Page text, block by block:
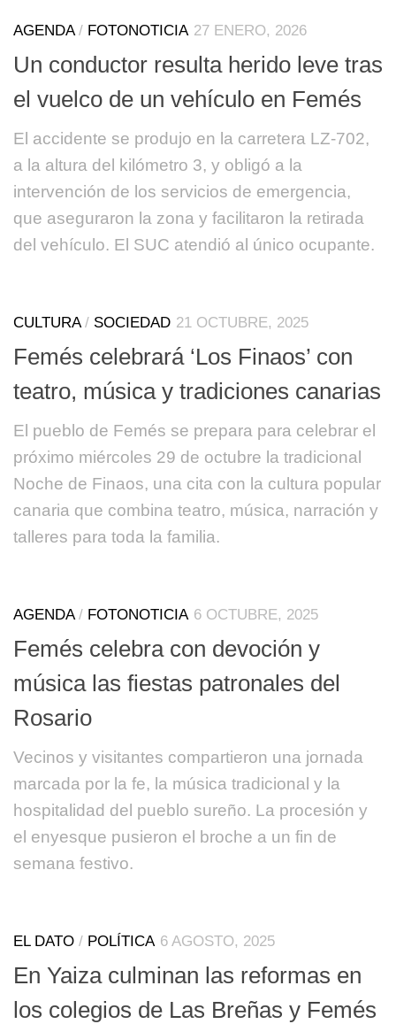
AGENDA/ FOTONOTICIA 27 ENERO, 2026
Un conductor resulta herido leve tras
el vuelco de un vehículo en Femés
El accidente se produjo en la carretera LZ-702,
a la altura del kilómetro 3, y obligó a la
intervención de los servicios de emergencia,
que aseguraron la zona y facilitaron la retirada
del vehículo. El SUC atendió al único ocupante.
CULTURA/ SOCIEDAD 21 OCTUBRE, 2025
Femés celebrará ‘Los Finaos’ con
teatro, música y tradiciones canarias
El pueblo de Femés se prepara para celebrar el
próximo miércoles 29 de octubre la tradicional
Noche de Finaos, una cita con la cultura popular
canaria que combina teatro, música, narración y
talleres para toda la familia.
AGENDA/ FOTONOTICIA 6 OCTUBRE, 2025
Femés celebra con devoción y
música las fiestas patronales del
Rosario
Vecinos y visitantes compartieron una jornada
marcada por la fe, la música tradicional y la
hospitalidad del pueblo sureño. La procesión y
el enyesque pusieron el broche a un fin de
semana festivo.
EL DATO / POLÍTICA 6 AGOSTO, 2025
En Yaiza culminan las reformas en
los colegios de Las Breñas y Femés